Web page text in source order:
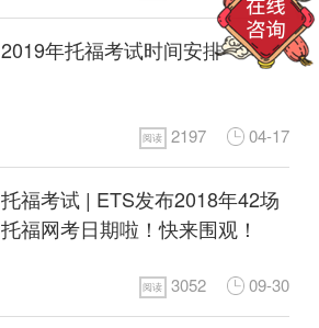
2019年托福考试时间安排
阅读 2197 04-17
托福考试 | ETS发布2018年42场
托福网考日期啦！快来围观！
阅读 3052 09-30